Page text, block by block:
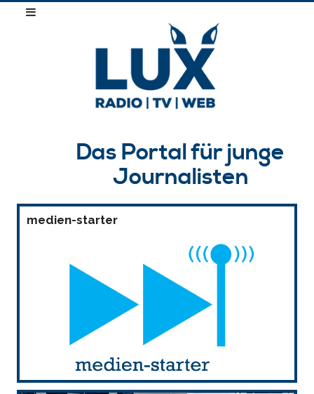
Das Portal für junge
Journalisten
medien-starter